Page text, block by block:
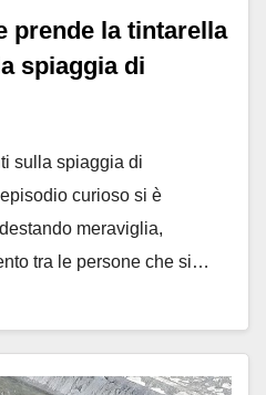
prende la tintarella
spiaggia di
sulla spiaggia di
curioso si è
meraviglia,
tra le persone che si…